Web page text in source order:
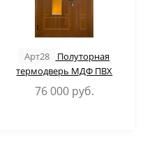
Арт28
Полуторная
термодверь МДФ ПВХ
76 000 руб.